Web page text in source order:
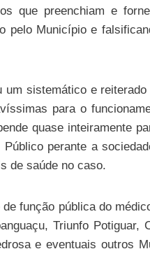
que preenchiam e
pelo Município e
um sistemático e
para o
quase inteiramente
perante a
de saúde no caso.
função pública do
Triunfo Potiguar,
e eventuais outros